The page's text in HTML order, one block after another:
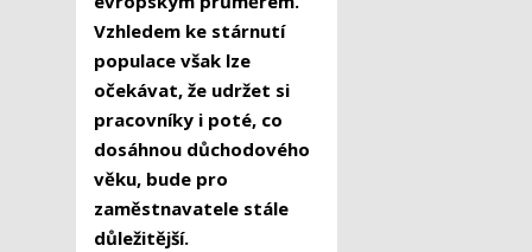
Vzhledem ke stárnutí
populace však lze
očekávat, že udržet si
pracovníky i poté, co
dosáhnou důchodového
věku, bude pro
zaměstnavatele stále
důležitější.